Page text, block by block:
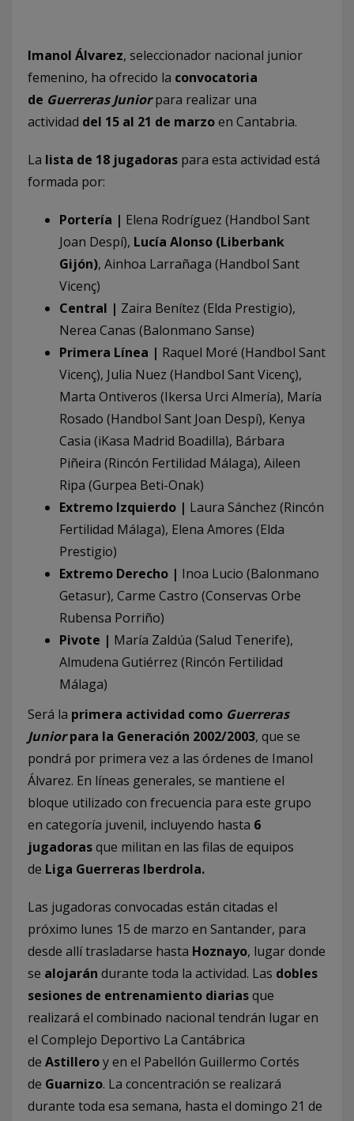
Imanol Álvarez, seleccionador nacional junior
femenino, ha ofrecido la convocatoria
de Guerreras Juniorpara realizar una
actividad del 15 al 21 de marzoen Cantabria.
La lista de 18 jugadoras para esta actividad está
formada por:
Portería | Elena Rodríguez (Handbol Sant
Joan Despí), Lucía Alonso (Liberbank
Gijón), Ainhoa Larrañaga (Handbol Sant
Vicenç)
Central | Zaira Benítez (Elda Prestigio),
Nerea Canas (Balonmano Sanse)
Primera Línea | Raquel Moré (Handbol Sant
Vicenç), Julia Nuez (Handbol Sant Vicenç),
Marta Ontiveros (Ikersa Urci Almería), María
Rosado (Handbol Sant Joan Despí), Kenya
Casia (iKasa Madrid Boadilla), Bárbara
Piñeira (Rincón Fertilidad Málaga), Aileen
Ripa (Gurpea Beti-Onak)
Extremo Izquierdo | Laura Sánchez (Rincón
Fertilidad Málaga), Elena Amores (Elda
Prestigio)
Extremo Derecho | Inoa Lucio (Balonmano
Getasur), Carme Castro (Conservas Orbe
Rubensa Porriño)
Pivote | María Zaldúa (Salud Tenerife),
Almudena Gutiérrez (Rincón Fertilidad
Málaga)
Será la primera actividad como Guerreras
Juniorpara la Generación 2002/2003, que se
pondrá por primera vez a las órdenes de Imanol
Álvarez. En líneas generales, se mantiene el
bloque utilizado con frecuencia para este grupo
en categoría juvenil, incluyendo hasta 6
jugadorasque militan en las filas de equipos
de Liga Guerreras Iberdrola.
Las jugadoras convocadas están citadas el
próximo lunes 15 de marzo en Santander, para
desde allí trasladarse hasta Hoznayo, lugar donde
se alojarán durante toda la actividad. Las dobles
sesiones de entrenamiento diariasque
realizará el combinado nacional tendrán lugar en
el Complejo Deportivo La Cantábrica
de Astilleroy en el Pabellón Guillermo Cortés
de Guarnizo. La concentración se realizará
durante toda esa semana, hasta el domingo 21 de